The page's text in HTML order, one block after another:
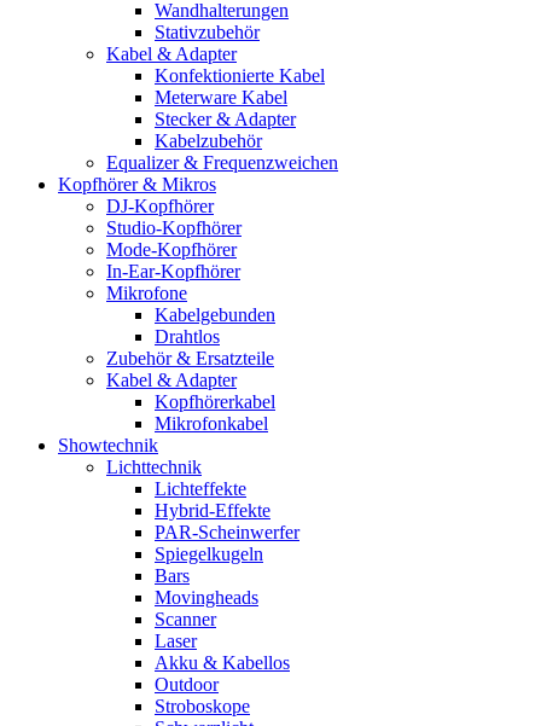
Wandhalterungen
Stativzubehör
Kabel & Adapter
Konfektionierte Kabel
Meterware Kabel
Stecker & Adapter
Kabelzubehör
Equalizer & Frequenzweichen
Kopfhörer & Mikros
DJ-Kopfhörer
Studio-Kopfhörer
Mode-Kopfhörer
In-Ear-Kopfhörer
Mikrofone
Kabelgebunden
Drahtlos
Zubehör & Ersatzteile
Kabel & Adapter
Kopfhörerkabel
Mikrofonkabel
Showtechnik
Lichttechnik
Lichteffekte
Hybrid-Effekte
PAR-Scheinwerfer
Spiegelkugeln
Bars
Movingheads
Scanner
Laser
Akku & Kabellos
Outdoor
Stroboskope